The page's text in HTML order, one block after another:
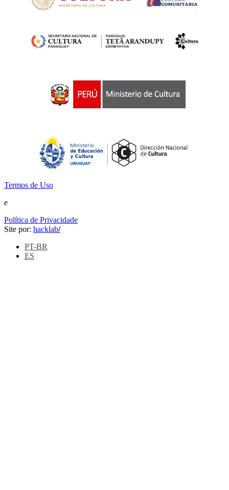
Termos de Uso
e
Política de Privacidade
Site por: hacklab/
PT-BR
ES